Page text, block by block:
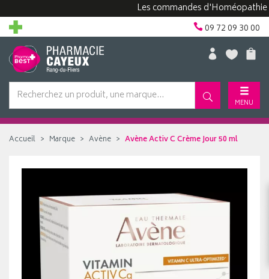
Les commandes d'Homéopathie
09 72 09 30 00
MENU
Accueil Marque Avène Avène Activ C Crème Jour 50 ml